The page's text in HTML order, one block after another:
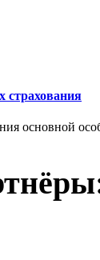
страхования
основной